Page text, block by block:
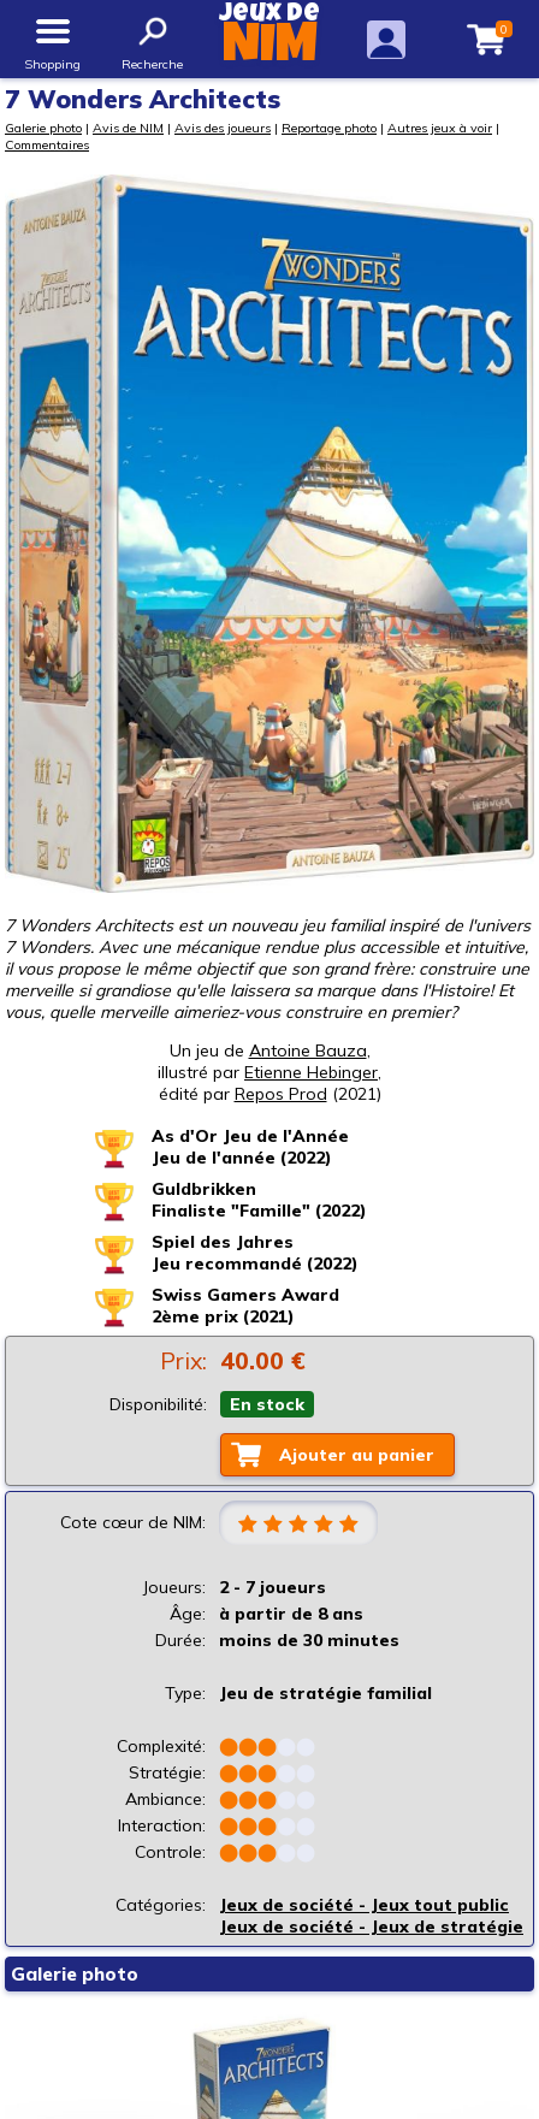
Shopping Recherche
Jeux de
NIM 0
7 Wonders Architects
Galerie photo | Avis de NIM | Avis des joueurs | Reportage photo | Autres jeux à voir |
Commentaires
7 Wonders Architects est un nouveau jeu familial inspiré de l'univers
7 Wonders. Avec une mécanique rendue plus accessible et intuitive,
il vous propose le même objectif que son grand frère: construire une
merveille si grandiose qu'elle laissera sa marque dans l'Histoire! Et
vous, quelle merveille aimeriez-vous construire en premier?
Un jeu de Antoine Bauza,
illustré par Etienne Hebinger,
édité par Repos Prod (2021)
As d'Or Jeu de l'Année
Jeu de l'année (2022)
Guldbrikken
Finaliste "Famille" (2022)
Spiel des Jahres
Jeu recommandé (2022)
Swiss Gamers Award
2ème prix (2021)
Prix: 40.00 €
Disponibilité: En stock
Ajouter au panier
Cote cœur de NIM:
Joueurs:
2 - 7 joueurs
Âge:
à partir de 8 ans
Durée:
moins de 30 minutes
Type: Jeu de stratégie familial
Complexité: ⬤⬤⬤
Stratégie:
⬤⬤⬤
Ambiance:
⬤⬤⬤
Interaction:
⬤⬤⬤
Controle:
⬤⬤⬤
Catégories:
Jeux de société - Jeux tout public
Jeux de société - Jeux de stratégie
Galerie photo